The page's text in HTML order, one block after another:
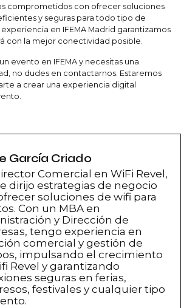
comprometidos con ofrecer soluciones
y seguras para todo tipo de
en IFEMA Madrid garantizamos
con la mejor conectividad posible.
evento en IFEMA y necesitas una
no dudes en contactarnos. Estaremos
a crear una experiencia digital
García Criado
Comercial en WiFi Revel,
dirijo estrategias de negocio
soluciones de wifi para
Con un MBA en
y Dirección de
tengo experiencia en
comercial y gestión de
impulsando el crecimiento
Revel y garantizando
seguras en ferias,
festivales y cualquier tipo